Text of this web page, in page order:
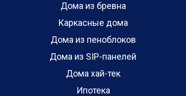
Дома из бревна
Каркасные дома
Дома из пеноблоков
Дома из SIP-панелей
Дома хай-тек
Ипотека